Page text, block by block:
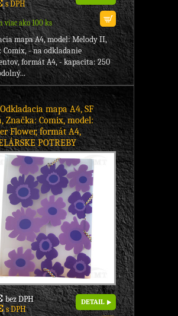
s DPH
viac ako 100 ks
mapa A4, model: Melody II,
Comix, - na odkladanie
formát A4, - kapacita: 250
mapa A4, SF
Značka: Comix, model:
Flower, formát A4,
POTREBY
bez DPH
s DPH
DETAIL